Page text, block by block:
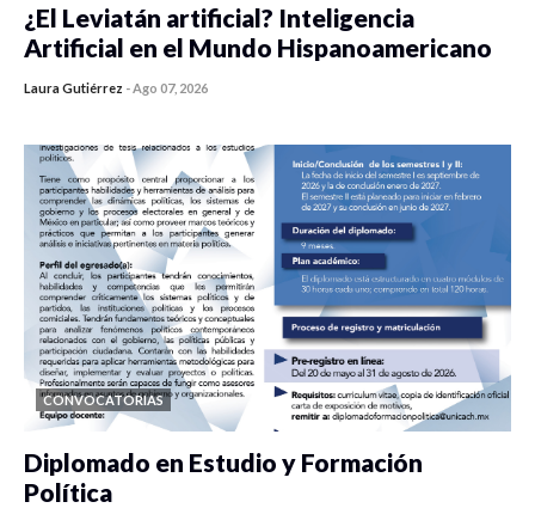
¿El Leviatán artificial? Inteligencia
Artificial en el Mundo Hispanoamericano
Laura Gutiérrez -Ago 07, 2026
CONVOCATORIAS
Diplomado en Estudio y Formación
Política